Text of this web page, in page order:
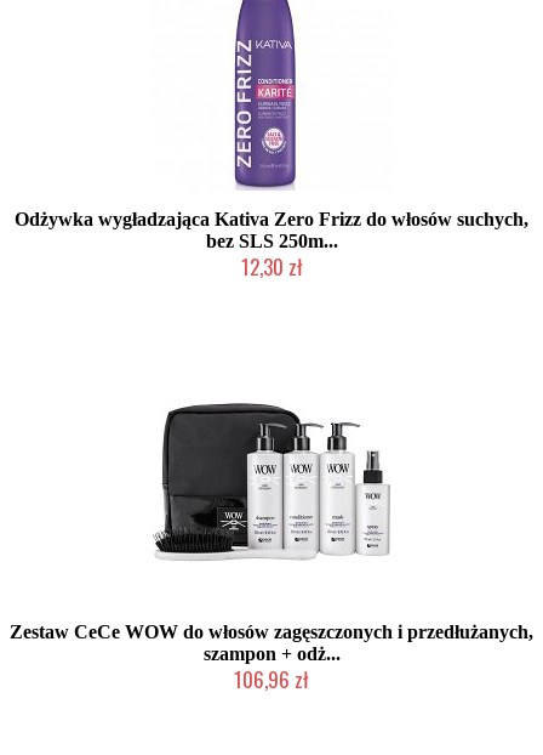
Odżywka wygładzająca Kativa Zero Frizz do włosów suchych,
bez SLS 250m...
12,30 zł
Zestaw CeCe WOW do włosów zagęszczonych i przedłużanych,
szampon + odż...
106,96 zł